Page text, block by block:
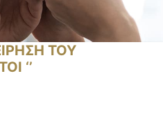
ΤΟΥ
‘’